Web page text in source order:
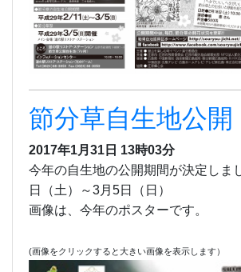
節分草自生地公開
2017年1月31日 13時03分
今年の自生地の公開期間が決定し
日（土）～3月5日（日）
画像は、今年のポスターです。
(画像をクリックすると大きい画像を表示します）